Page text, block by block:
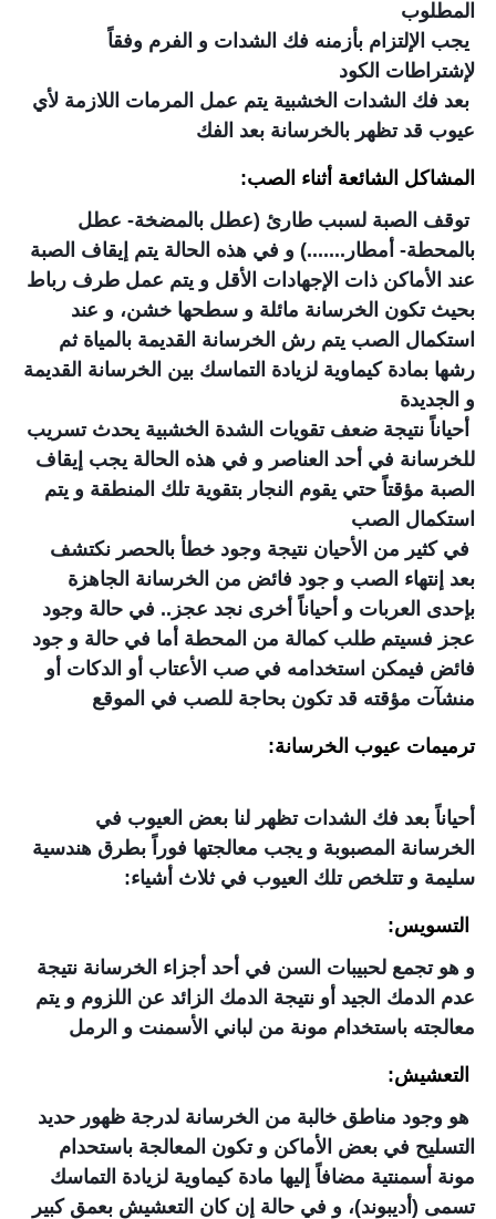
المطلوب
يجب الإلتزام بأزمنه فك الشدات و الفرم وفقاً
لإشتراطات الكود
بعد فك الشدات الخشبية يتم عمل المرمات اللازمة لأي
عيوب قد تظهر بالخرسانة بعد الفك
المشاكل الشائعة أثناء الصب:
توقف الصبة لسبب طارئ (عطل بالمضخة- عطل
بالمحطة- أمطار.......) و في هذه الحالة يتم إيقاف الصبة
عند الأماكن ذات الإجهادات الأقل و يتم عمل طرف رباط
بحيث تكون الخرسانة مائلة و سطحها خشن، و عند
استكمال الصب يتم رش الخرسانة القديمة بالمياة ثم
رشها بمادة كيماوية لزيادة التماسك بين الخرسانة القديمة
و الجديدة
أحياناً نتيجة ضعف تقويات الشدة الخشبية يحدث تسريب
للخرسانة في أحد العناصر و في هذه الحالة يجب إيقاف
الصبة مؤقتاً حتي يقوم النجار بتقوية تلك المنطقة و يتم
استكمال الصب
في كثير من الأحيان نتيجة وجود خطأ بالحصر نكتشف
بعد إنتهاء الصب و جود فائض من الخرسانة الجاهزة
بإحدى العربات و أحياناً أخرى نجد عجز.. في حالة وجود
عجز فسيتم طلب كمالة من المحطة أما في حالة و جود
فائض فيمكن استخدامه في صب الأعتاب أو الدكات أو
منشآت مؤقته قد تكون بحاجة للصب في الموقع
ترميمات عيوب الخرسانة:
أحياناً بعد فك الشدات تظهر لنا بعض العيوب في
الخرسانة المصبوبة و يجب معالجتها فوراً بطرق هندسية
سليمة و تتلخص تلك العيوب في ثلاث أشياء:
التسويس:
و هو تجمع لحبيبات السن في أحد أجزاء الخرسانة نتيجة
عدم الدمك الجيد أو نتيجة الدمك الزائد عن اللزوم و يتم
معالجته باستخدام مونة من لباني الأسمنت و الرمل
التعشيش:
هو وجود مناطق خالبة من الخرسانة لدرجة ظهور حديد
التسليح في بعض الأماكن و تكون المعالجة باستحدام
مونة أسمنتية مضافاً إليها مادة كيماوية لزيادة التماسك
تسمى (أديبوند)، و في حالة إن كان التعشيش بعمق كبير